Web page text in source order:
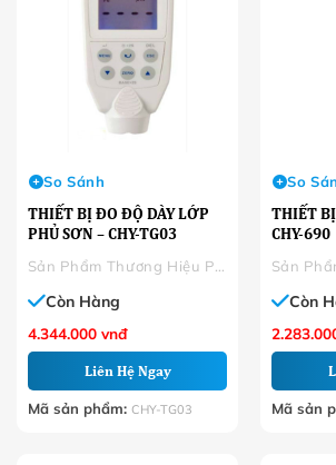
THIẾT BỊ ĐO ĐỘ DÀY LỚP
PHỦ SƠN – CHY-TG03
So Sánh
Còn Hàng
4.344.000 vnđ
Liên Hệ Ngay
Mã sản phẩm: CHY-TG03
THIẾT
CHY-690
So
Còn
Mã sản